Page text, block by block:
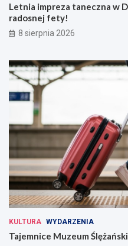
Letnia impreza taneczna w
radosnej fety!
8 sierpnia 2026
KULTURA WYDARZENIA
Tajemnice Muzeum